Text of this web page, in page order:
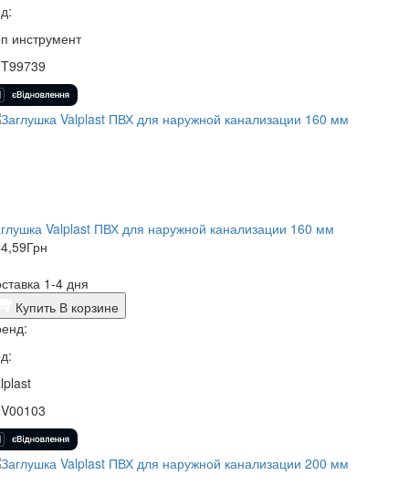
инструмент
Valplast ПВХ для наружной канализации 160 мм
Грн
1-4 дня
Купить В корзине